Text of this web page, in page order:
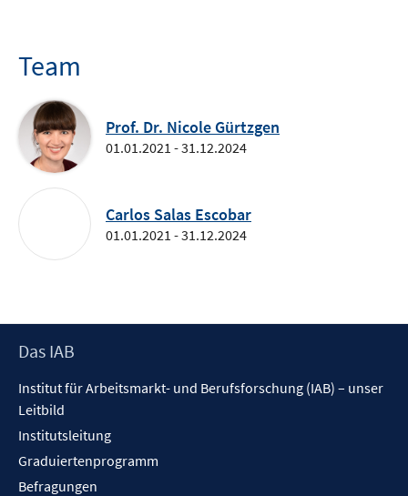
Team
Prof. Dr. Nicole Gürtzgen
01.01.2021 - 31.12.2024
Carlos Salas Escobar
01.01.2021 - 31.12.2024
Footer
Das IAB
Institut für Arbeitsmarkt- und Berufsforschung (IAB) – unser
Leitbild
Institutsleitung
Graduiertenprogramm
Befragungen